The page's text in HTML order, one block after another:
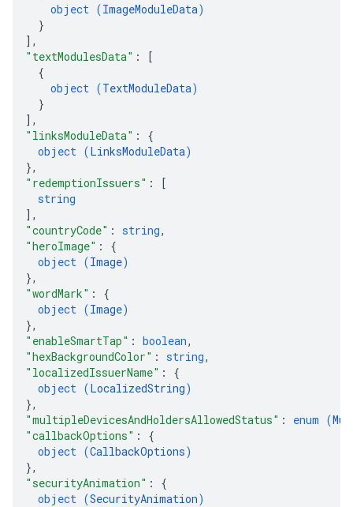
object (ImageModuleData)
}
] ,
"textModulesData" :
[
{
object (TextModuleData)
}
] ,
"linksModuleData" : {
object (LinksModuleData)
},
"redemptionIssuers" :
[
string
] ,
"countryCode" : string,
"heroImage" : {
object (Image)
},
"wordMark" : {
object (Image)
},
"enableSmartTap" : boolean,
"hexBackgroundColor" : string,
"localizedIssuerName" : {
object (LocalizedString)
},
"multipleDevicesAndHoldersAllowedStatus" : enum (
"callbackOptions" : {
object (CallbackOptions)
},
"securityAnimation" : {
object (SecurityAnimation)